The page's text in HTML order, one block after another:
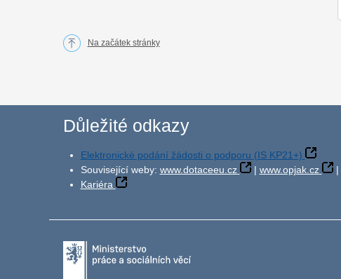
Na začátek stránky
Důležité odkazy
Elektronické podání žádosti o podporu (IS KP21+)
Související weby: www.dotaceeu.cz | www.opjak.cz |
Kariéra